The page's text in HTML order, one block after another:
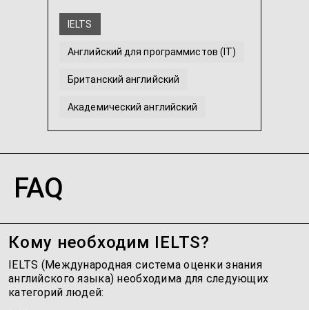
IELTS
Английский для программистов (IT)
Британский английский
Академический английский
Деловой & бизнес английский
FAQ
Кому необходим IELTS?
IELTS (Международная система оценки знания
английского языка) необходима для следующих
категорий людей: